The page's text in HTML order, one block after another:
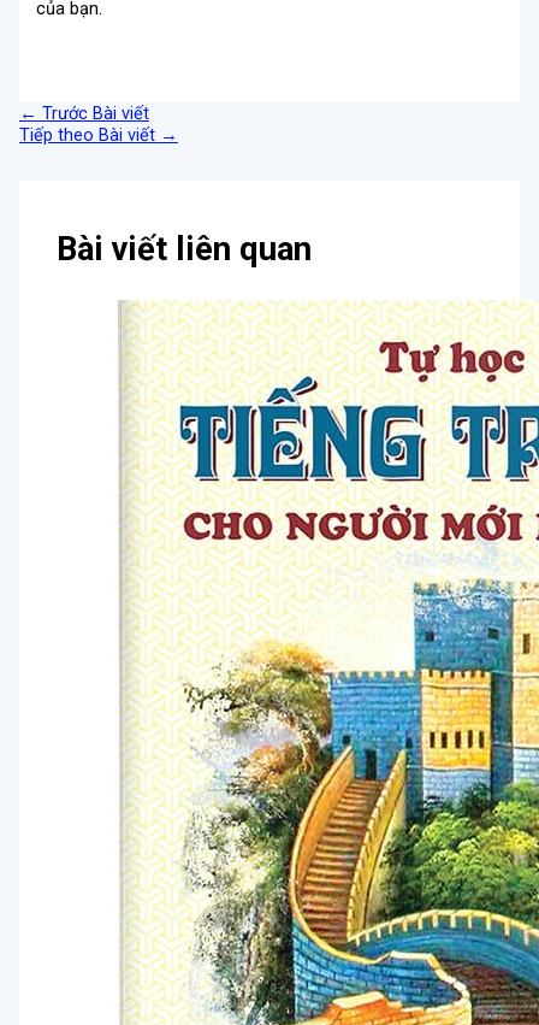
của bạn.
← Trước Bài viết
Tiếp theo Bài viết →
Bài viết liên quan